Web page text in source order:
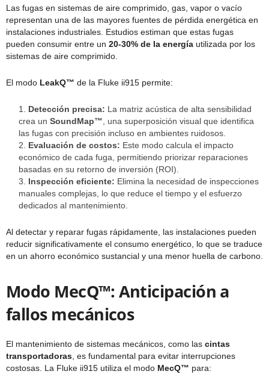
Las fugas en sistemas de aire comprimido, gas, vapor o vacío
representan una de las mayores fuentes de pérdida energética en
instalaciones industriales. Estudios estiman que estas fugas
pueden consumir entre un 20-30% de la energía utilizada por los
sistemas de aire comprimido.
El modo LeakQ™ de la Fluke ii915 permite:
Detección precisa: La matriz acústica de alta sensibilidad
crea un SoundMap™, una superposición visual que identifica
las fugas con precisión incluso en ambientes ruidosos.
Evaluación de costos: Este modo calcula el impacto
económico de cada fuga, permitiendo priorizar reparaciones
basadas en su retorno de inversión (ROI).
Inspección eficiente: Elimina la necesidad de inspecciones
manuales complejas, lo que reduce el tiempo y el esfuerzo
dedicados al mantenimiento.
Al detectar y reparar fugas rápidamente, las instalaciones pueden
reducir significativamente el consumo energético, lo que se traduce
en un ahorro económico sustancial y una menor huella de carbono.
Modo MecQ™: Anticipación a
fallos mecánicos
El mantenimiento de sistemas mecánicos, como las cintas
transportadoras, es fundamental para evitar interrupciones
costosas. La Fluke ii915 utiliza el modo MecQ™ para: